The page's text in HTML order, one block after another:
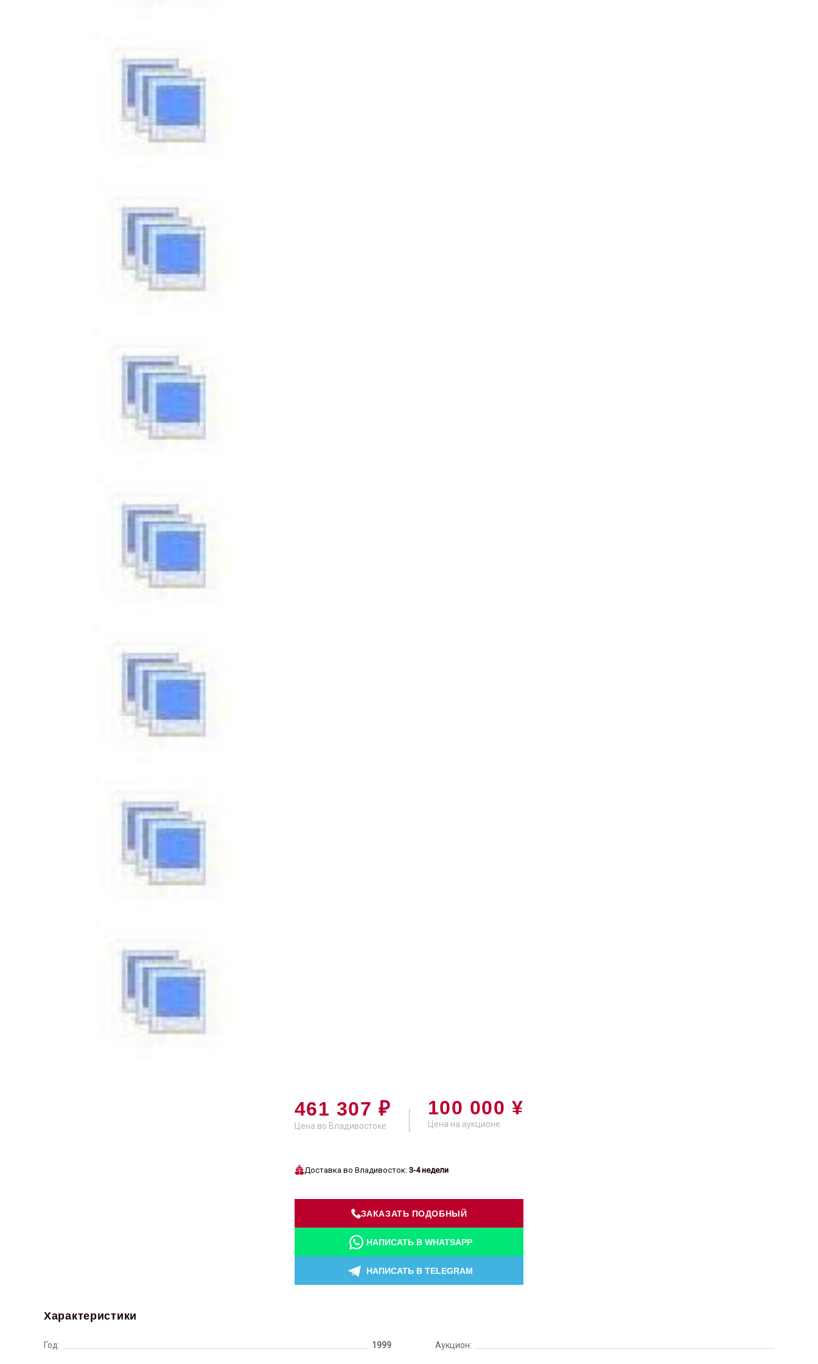
461 307 ₽
Цена во Владивостоке
100 000 ¥
Цена на аукционе
Доставка во Владивосток:3-4 недели
ЗАКАЗАТЬ ПОДОБНЫЙ
НАПИСАТЬ В WHATSAPP
НАПИСАТЬ В TELEGRAM
Характеристики
Год: 1999 Аукцион: